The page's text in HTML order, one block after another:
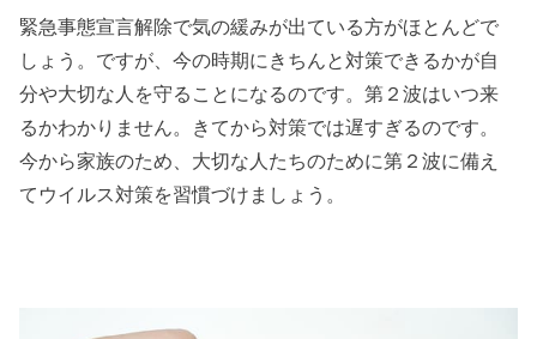
緊急事態宣言解除で気の緩みが出ている方がほとんどで
しょう。ですが、今の時期にきちんと対策できるかが自
分や大切な人を守ることになるのです。第２波はいつ来
るかわかりません。きてから対策では遅すぎるのです。
今から家族のため、大切な人たちのために第２波に備え
てウイルス対策を習慣づけましょう。